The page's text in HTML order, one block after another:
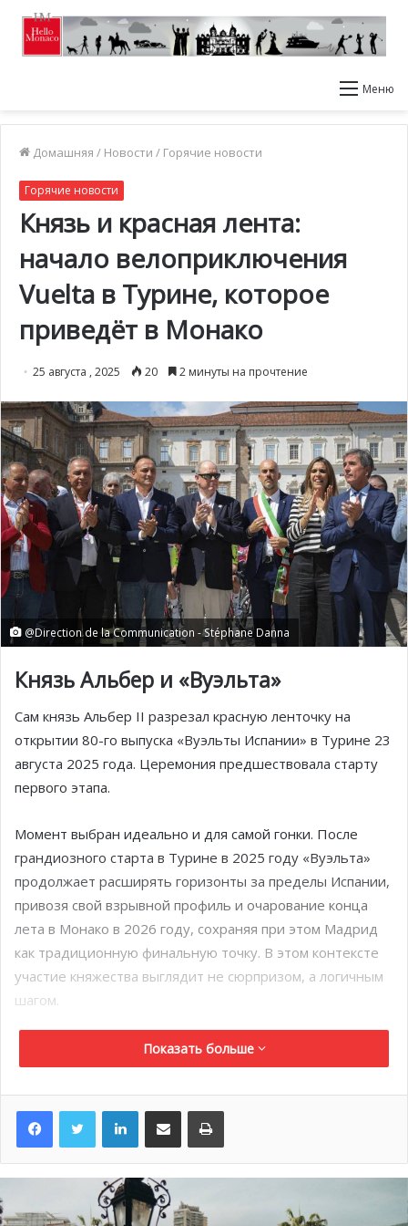
Меню
Домашняя / Новости / Горячие новости
Горячие новости
Князь и красная лента:
начало велоприключения
Vuelta в Турине, которое
приведёт в Монако
25 августа , 2025 20 2 минуты на прочтение
@Direction de la Communication - Stéphane Danna
Князь Альбер и «Вуэльта»
Сам князь Альбер II разрезал красную ленточку на
открытии 80-го выпуска «Вуэльты Испании» в Турине 23
августа 2025 года. Церемония предшествовала старту
первого этапа.
Момент выбран идеально и для самой гонки. После
грандиозного старта в Турине в 2025 году «Вуэльта»
продолжает расширять горизонты за пределы Испании,
привозя свой взрывной профиль и очарование конца
лета в Монако в 2026 году, сохраняя при этом Мадрид
как традиционную финальную точку. В этом контексте
участие княжества выглядит не сюрпризом, а логичным
шагом.
Показать больше
LinkedInПоделиться по электронной почте Распечатать